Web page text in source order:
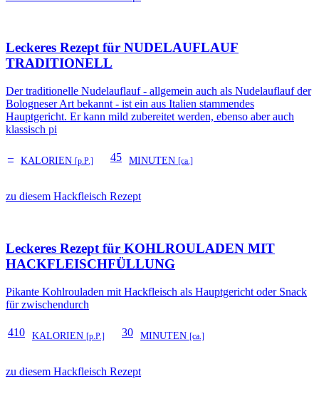
Leckeres Rezept für NUDELAUFLAUF
TRADITIONELL
Der traditionelle Nudelauflauf - allgemein auch als Nudelauflauf der
Bologneser Art bekannt - ist ein aus Italien stammendes
Hauptgericht. Er kann mild zubereitet werden, ebenso aber auch
klassisch pi
– KALORIEN [p.P.] 45 MINUTEN [ca.]
zu diesem Hackfleisch Rezept
Leckeres Rezept für KOHLROULADEN MIT
HACKFLEISCHFÜLLUNG
Pikante Kohlrouladen mit Hackfleisch als Hauptgericht oder Snack
für zwischendurch
410 KALORIEN [p.P.] 30 MINUTEN [ca.]
zu diesem Hackfleisch Rezept